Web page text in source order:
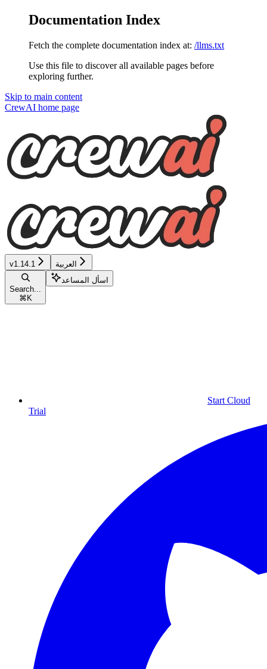
Documentation Index
Fetch the complete documentation index at: /llms.txt
Use this file to discover all available pages before
exploring further.
Skip to main content
CrewAI home page
v1.14.1 العربية
Search...
⌘ K
اسأل المساعد
Start Cloud
Trial